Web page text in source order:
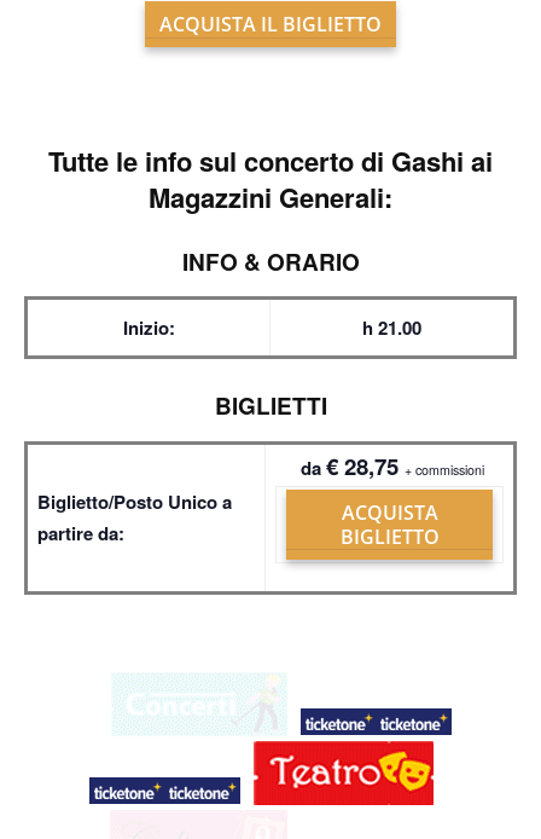
ACQUISTA IL BIGLIETTO
Tutte le info sul concerto di Gashi ai
Magazzini Generali:
INFO & ORARIO
Inizio: h 21.00
BIGLIETTI
Biglietto/Posto Unico a
partire da:
da€ 28,75 + commissioni
ACQUISTA
BIGLIETTO